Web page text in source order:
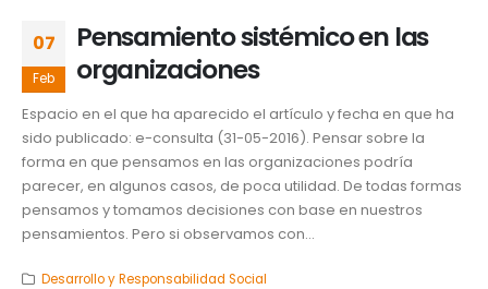
07
Feb
Pensamiento sistémico en las
organizaciones
Espacio en el que ha aparecido el artículo y fecha en que ha
sido publicado: e-consulta (31-05-2016). Pensar sobre la
forma en que pensamos en las organizaciones podría
parecer, en algunos casos, de poca utilidad. De todas formas
pensamos y tomamos decisiones con base en nuestros
pensamientos. Pero si observamos con...
Desarrollo y Responsabilidad Social